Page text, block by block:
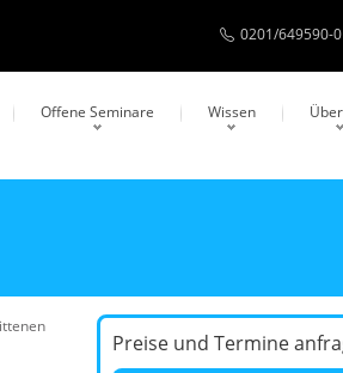
0201/649590-0
Offene Seminare Wissen
Preise und Termine